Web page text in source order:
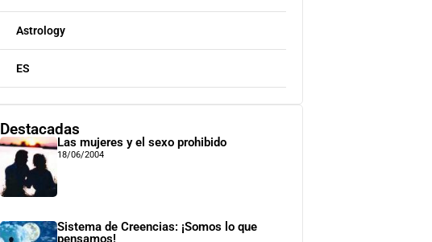
Astrology
ES
Destacadas
Las mujeres y el sexo prohibido
18/06/2004
Sistema de Creencias: ¡Somos lo que
pensamos!